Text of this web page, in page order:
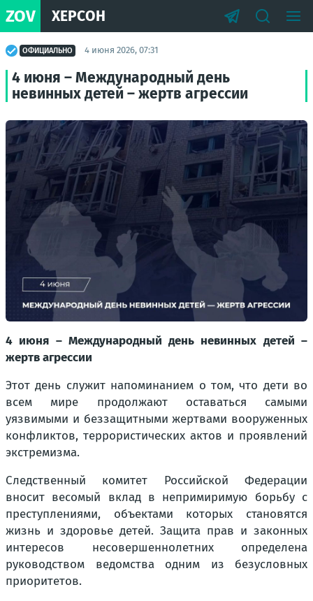
ZOV ХЕРСОН
ОФИЦИАЛЬНО 4 июня 2026, 07:31
4 июня – Международный день
невинных детей – жертв агрессии
4 июня – Международный день невинных детей –
жертв агрессии
Этот день служит напоминанием о том, что дети во
всем мире продолжают оставаться самыми
уязвимыми и беззащитными жертвами вооруженных
конфликтов, террористических актов и проявлений
экстремизма.
Следственный комитет Российской Федерации
вносит весомый вклад в непримиримую борьбу с
преступлениями, объектами которых становятся
жизнь и здоровье детей. Защита прав и законных
интересов несовершеннолетних определена
руководством ведомства одним из безусловных
приоритетов.